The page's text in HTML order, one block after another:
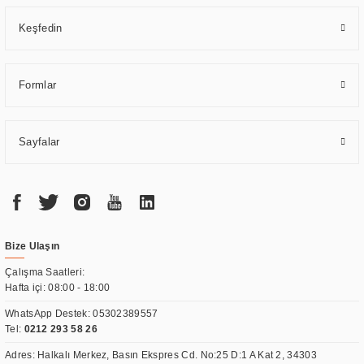
Keşfedin
Formlar
Sayfalar
Bize Ulaşın
Çalışma Saatleri:
Hafta içi: 08:00 - 18:00
WhatsApp Destek:05302389557
Tel: 0212 293 58 26
Adres: Halkalı Merkez, Basın Ekspres Cd. No:25 D:1 A Kat 2, 34303